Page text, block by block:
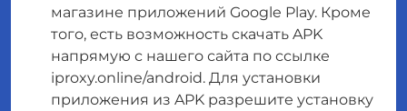
магазине приложений Google Play. Кроме
того, есть возможность скачать APK
напрямую с нашего сайта по ссылке
iproxy.online/android. Для установки
приложения из APK разрешите установку